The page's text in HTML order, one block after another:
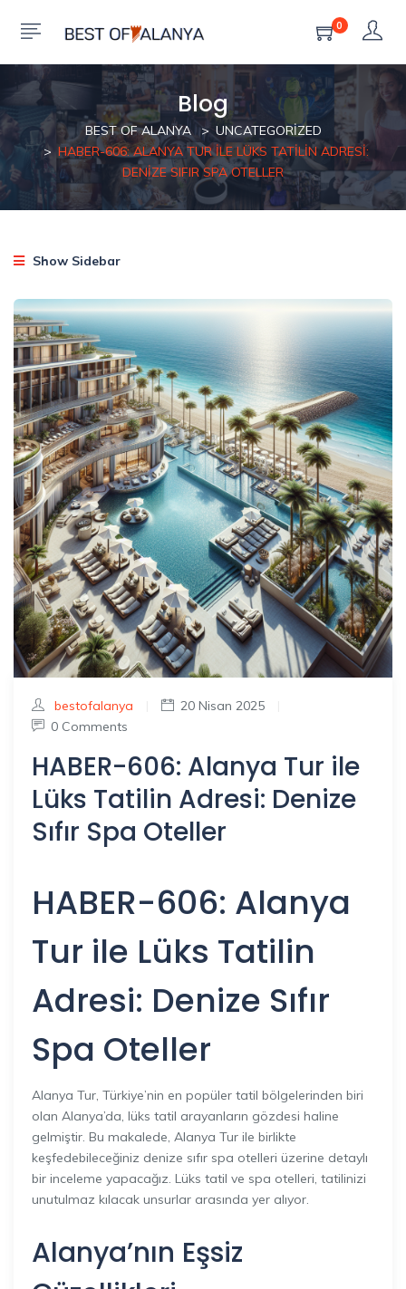
0
Blog
BEST OF ALANYA
UNCATEGORIZED
HABER-606: ALANYA TUR ILE LÜKS TATILIN ADRESI:
DENIZE SIFIR SPA OTELLER
Show Sidebar
bestofalanya 20 Nisan 2025
0 Comments
HABER-606: Alanya Tur ile
Lüks Tatilin Adresi: Denize
Sıfır Spa Oteller
HABER-606: Alanya
Tur ile Lüks Tatilin
Adresi: Denize Sıfır
Spa Oteller
Alanya Tur, Türkiye’nin en popüler tatil bölgelerinden biri
olan Alanya’da, lüks tatil arayanların gözdesi haline
gelmiştir. Bu makalede, Alanya Tur ile birlikte
keşfedebileceğiniz denize sıfır spa otelleri üzerine detaylı
bir inceleme yapacağız. Lüks tatil ve spa otelleri, tatilinizi
unutulmaz kılacak unsurlar arasında yer alıyor.
Alanya’nın Eşsiz